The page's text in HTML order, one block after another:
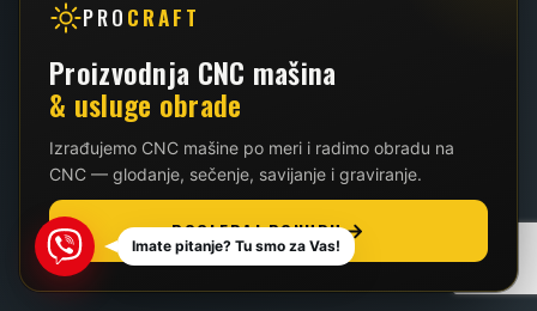
022 / 2 - 102 - 111
062 / 426 - 034
Viber Imate pitanje? Tu smo za Vas!
PRO CRAFT
Proizvodnja CNC mašina
& usluge obrade
Izrađujemo CNC mašine po meri i radimo obradu na
CNC — glodanje, sečenje, savijanje i graviranje.
POGLEDAJ PONUDU